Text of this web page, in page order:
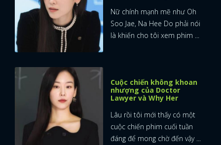
Nữ chính mạnh mẽ như Oh
Soo Jae, Na Hee Do phải nói
là khiến cho tôi xem phim ...
Cuộc chiến không khoan
nhượng của Doctor
Lawyer và Why Her
Lâu rồi tôi mới thấy có một
cuộc chiến phim cuối tuần
đáng để mong chờ đến vậy ...